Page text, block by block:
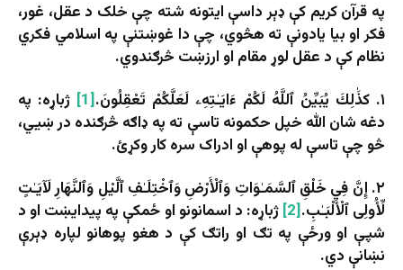
په قرآن کریم کې ډېر داسې ایتونه شته چې خلک د عقل، غور،
فکر او بیا یادونې ته هڅوي، چې دا غوښتنې په اسلامي فکري
نظام کې د عقل لوړ مقام او ارزښت څرګندوي.
۱. کذَٰلِكَ يُبَيِّنُ ٱللَّهُ لَكُمْ ءَايَـٰتِهِۦ لَعَلَّكُمْ تَعْقِلُونَ.
[1]
ژباړه: په
دغه شان الله خپل حکمونه تاسې ته په ډاګه څرګنده در ښيي،
څو چې تاسې له پوهې او ادراک سره کار وکړئ.
۲. إِنَّ فِي خَلْقِ ٱلسَّمَـٰوَاتِ وَٱلْأَرْضِ وَٱخْتِلَـٰفِ ٱلَّيْلِ وَٱلنَّهَارِ لَآيَـٰتٍ
لِّأُولِى ٱلْأَلْبَـٰبِ.[2]
ژباړه: د اسمانونو او ځمکې په پیدايښت او د
شپې او ورځې په تګ او راتګ کې د هغو پوهانو لپاره ډېرې
نښانې دي.